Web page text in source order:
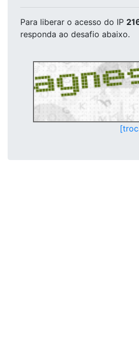
Para liberar o acesso do IP
responda ao desafio abaixo.